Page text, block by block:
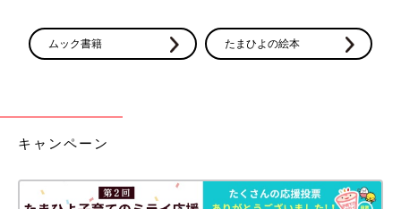
ムック書籍 たまひよの絵本
キャンペーン